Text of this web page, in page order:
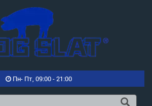
Пн- Пт, 09:00 - 21:00